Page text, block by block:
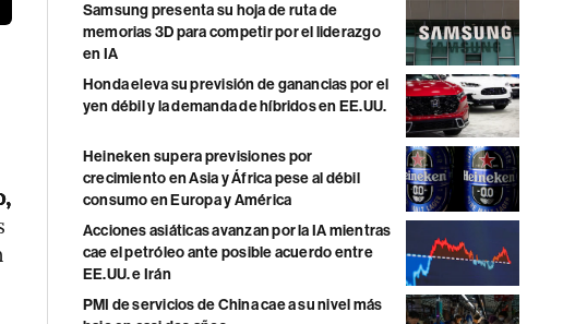
Samsung presenta su hoja de ruta de
memorias 3D para competir por el liderazgo
en IA
Honda eleva su previsión de ganancias por el
yen débil y la demanda de híbridos en EE.UU.
Heineken supera previsiones por
crecimiento en Asia y África pese al débil
consumo en Europa y América
Acciones asiáticas avanzan por la IA mientras
cae el petróleo ante posible acuerdo entre
EE.UU. e Irán
PMI de servicios de China cae a su nivel más